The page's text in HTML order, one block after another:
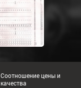
Соотношение цены и
качества